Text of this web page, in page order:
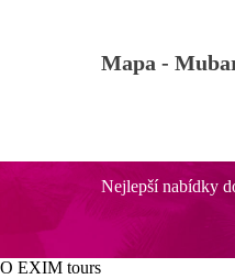
Mapa -
Nejlepší nabídky
O EXIM tours